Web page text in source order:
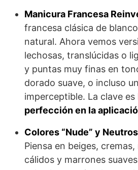
Manicura Francesa
francesa clásica de
natural. Ahora vemos
lechosas, translúcidas o
y puntas muy finas en
dorado suave, o incluso
imperceptible. La clave es
perfección en la
Colores “Nude” y
Piensa en beiges,
cálidos y marrones